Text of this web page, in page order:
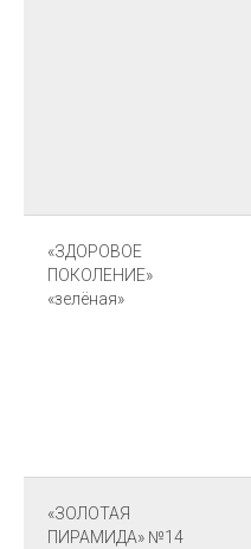
«ЗДОРОВОЕ
ПОКОЛЕНИЕ»
«зелёная»
«ЗОЛОТАЯ
ПИРАМИДА» №14